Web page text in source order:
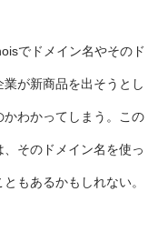
でドメイン名やそのド
が新商品を出そうとし
わかってしまう。この
そのドメイン名を使っ
もあるかもしれない。